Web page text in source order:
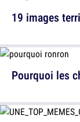
Pourquoi les
19 images